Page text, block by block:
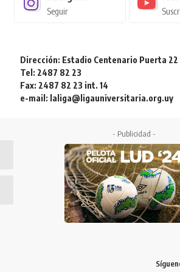
Seguir
Dirección: Estadio Centenario Puerta 22
Tel: 2487 82 23
Fax: 2487 82 23 int. 14
e-mail: laliga@ligauniversitaria.org.uy
- Publicidad -